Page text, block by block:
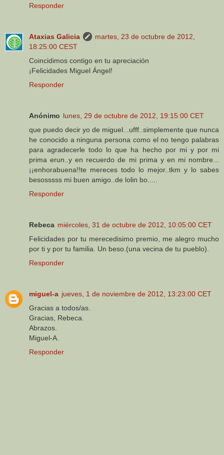
Responder
Ataxias Galicia
martes, 23 de octubre de 2012,
18:25:00 CEST
Coincidimos contigo en tu apreciación
¡Felicidades Miguel Ángel!
Responder
Anónimo lunes, 29 de octubre de 2012, 19:15:00 CET
que puedo decir yo de miguel...ufff..simplemente que nunca
he conocido a ninguna persona como el no tengo palabras
para agradecerle todo lo que ha hecho por mi y por mi
prima erun..y en recuerdo de mi prima y en mi nombre...
¡¡enhorabuena!!te mereces todo lo mejor..tkm y lo sabes
besosssss mi buen amigo..de lolin bo.....
Responder
Rebeca miércoles, 31 de octubre de 2012, 10:05:00 CET
Felicidades por tu merecedisimo premio, me alegro mucho
por ti y por tu familia. Un beso.(una vecina de tu pueblo).
Responder
miguel-a jueves, 1 de noviembre de 2012, 13:23:00 CET
Gracias a todos/as.
Gracias, Rebeca.
Abrazos.
Miguel-A.
Responder